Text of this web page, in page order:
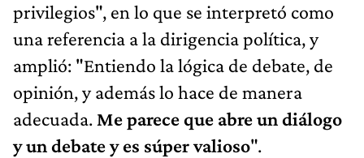
privilegios", en lo que se interpretó como
una referencia a la dirigencia política, y
amplió: "Entiendo la lógica de debate, de
opinión, y además lo hace de manera
adecuada. Me parece que abre un diálogo
y un debate y es súper valioso".